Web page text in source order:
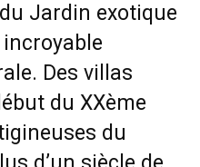
Jardin exotique
Des villas
du XXème
du